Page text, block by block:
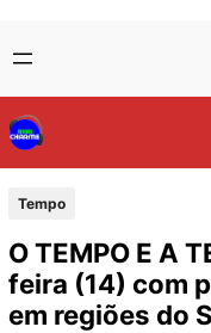
para
o
conteúdo
to
content
Tempo
O TEMPO E A
feira (14) com
em regiões do